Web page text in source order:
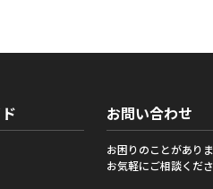
お問い合わせ
お困りのことがあり
お気軽にご相談くださ